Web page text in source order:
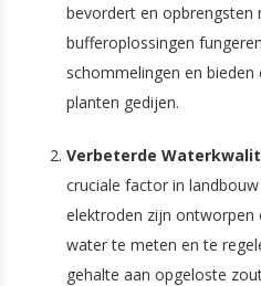
bevordert en opbrengsten
bufferoplossingen
schommelingen en
planten gedijen.
Verbeterde
cruciale factor in
elektroden zijn ontworpen
water te meten en te
gehalte aan opgeloste